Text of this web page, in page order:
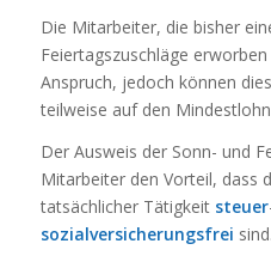
Die Mitarbeiter, die bisher
Feiertagszuschläge
Anspruch, jedoch können
teilweise auf den
Der Ausweis der Sonn- und
Mitarbeiter den Vorteil, dass
tatsächlicher Tätigkeit steuer
sozialversicherungsfrei sind.